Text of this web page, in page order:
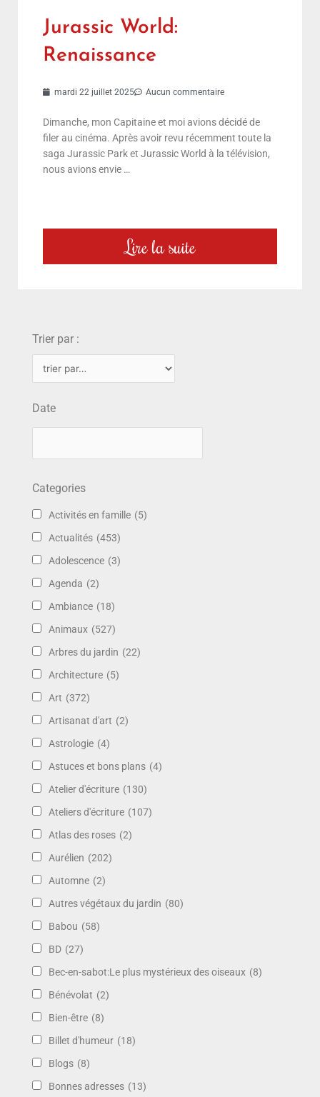
Jurassic World:
Renaissance
mardi 22 juillet 2025 Aucun commentaire
Dimanche, mon Capitaine et moi avions décidé de
filer au cinéma. Après avoir revu récemment toute la
saga Jurassic Park et Jurassic World à la télévision,
nous avions envie …
Lire la suite
Trier par :
Date
Categories
Activités en famille (5)
Actualités (453)
Adolescence (3)
Agenda (2)
Ambiance (18)
Animaux (527)
Arbres du jardin (22)
Architecture (5)
Art (372)
Artisanat d'art (2)
Astrologie (4)
Astuces et bons plans (4)
Atelier d'écriture (130)
Ateliers d'écriture (107)
Atlas des roses (2)
Aurélien (202)
Automne (2)
Autres végétaux du jardin (80)
Babou (58)
BD (27)
Bec-en-sabot:Le plus mystérieux des oiseaux (8)
Bénévolat (2)
Bien-être (8)
Billet d'humeur (18)
Blogs (8)
Bonnes adresses (13)